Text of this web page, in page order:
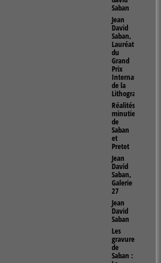
Saban
Jean
David
Saban,
Lauréat
du
Grand
Prix
Internationnal
de la
Lithographie
Réalités
minutieuses
de
Saban
et
Pretet
Jean
David
Saban,
Galerie
27
Jean
David
Saban
Les
gravures
de
Saban :